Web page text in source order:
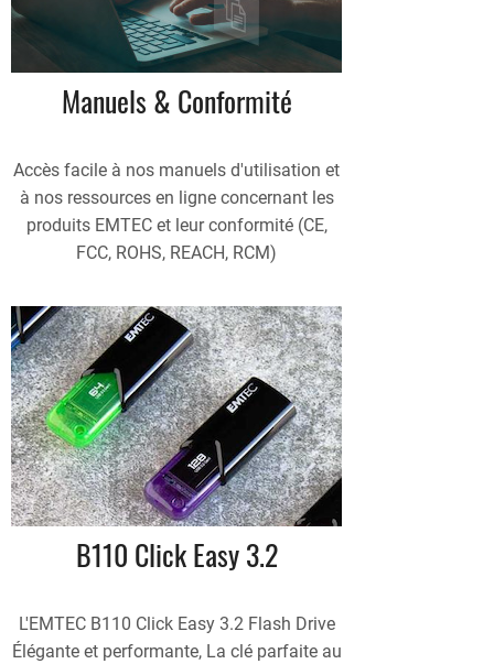
Manuels & Conformité
Accès facile à nos manuels d'utilisation et
à nos ressources en ligne concernant les
produits EMTEC et leur conformité (CE,
FCC, ROHS, REACH, RCM)
B110 Click Easy 3.2
L'EMTEC B110 Click Easy 3.2 Flash Drive
Élégante et performante, La clé parfaite au